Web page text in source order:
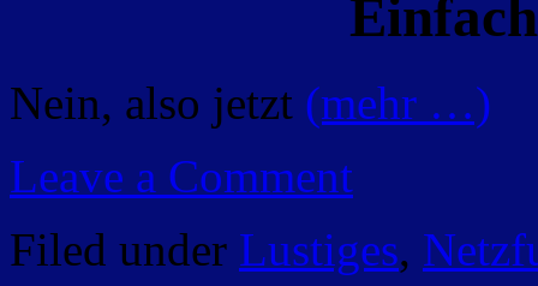
Nein, also jetzt (mehr …)
Leave a Comment
Filed under Lustiges,